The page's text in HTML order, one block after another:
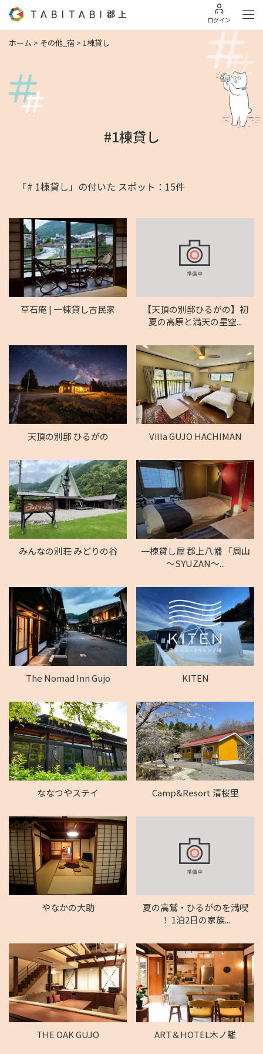
ログイン
ホーム > その他_宿 > 1棟貸し
#1棟貸し
「# 1棟貸し」の付いた スポット：15件
草石庵 | 一棟貸し古民家
【天頂の別邸ひるがの】初
夏の高原と満天の星空...
天頂の別邸 ひるがの Villa GUJO HACHIMAN
みんなの別荘 みどりの谷
一棟貸し屋 郡上八幡 「周山
～SYUZAN～...
The Nomad Inn Gujo KITEN
ななつやステイ Camp&Resort 清桜里
やなかの大助
夏の高鷲・ひるがのを満喫
！ 1泊2日の家族...
THE OAK GUJO ART＆HOTEL木ノ離